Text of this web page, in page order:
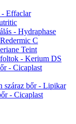
- Effaclar
- Hydraphase
C
Teint
- Kerium DS
- Cicaplast
száraz bőr - Lipikar
- Cicaplast